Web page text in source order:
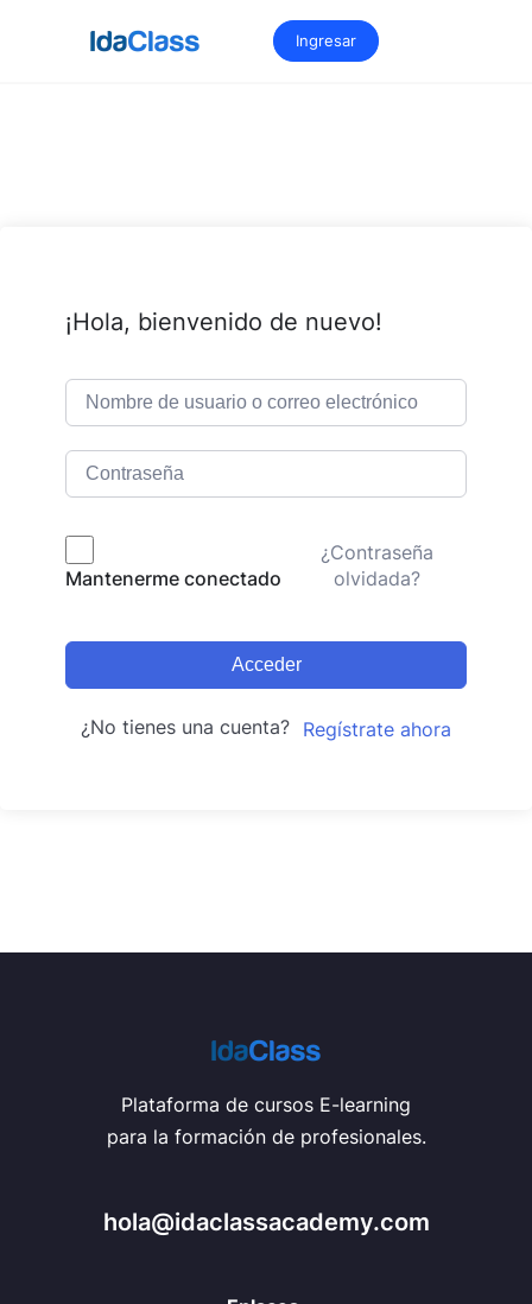
Ingresar
¡Hola, bienvenido de nuevo!
Mantenerme conectado
¿Contraseña
olvidada?
Acceder
¿No tienes una cuenta? Regístrate ahora
Plataforma de cursos E-learning
para la formación de profesionales.
hola@idaclassacademy.com